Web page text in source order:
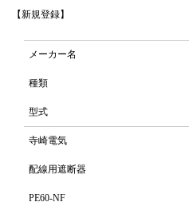
【新規登録】
メーカー名
種類
型式
寺崎電気
配線用遮断器
PE60-NF